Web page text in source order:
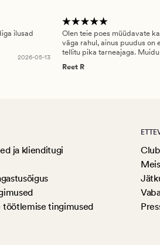
ilusad
2026-05-13
Olen teie poes müüdavate
väga rahul, ainus puudus on
tellitu pika tarneajaga.
Reet R
ja klienditugi
töötlemise tingimused